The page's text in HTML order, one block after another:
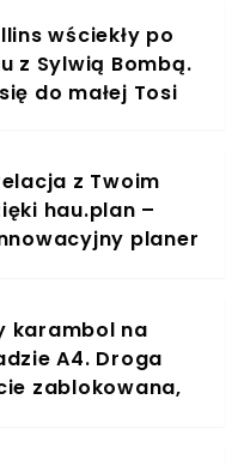
wściekły po
z Sylwią Bombą.
do małej Tosi
z Twoim
hau.plan –
planer
karambol na
A4. Droga
zablokowana,